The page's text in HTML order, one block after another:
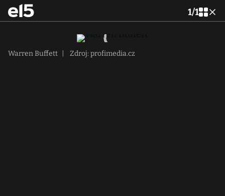
1/1
Warren Buffett Zdroj: profimedia.cz